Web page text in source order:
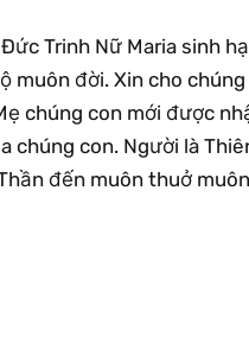
Trinh Nữ Maria sinh
muôn đời. Xin cho
chúng con mới được
chúng con. Người là
đến muôn thuở